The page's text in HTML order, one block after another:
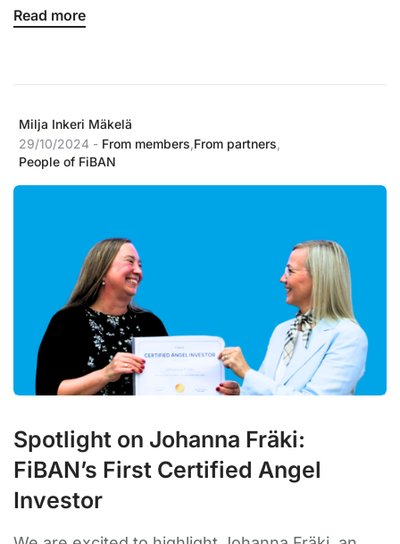
Read more
Milja Inkeri Mäkelä
29/10/2024 - From members From partners
People of FiBAN
Spotlight on Johanna Fräki:
FiBAN’s First Certified Angel
Investor